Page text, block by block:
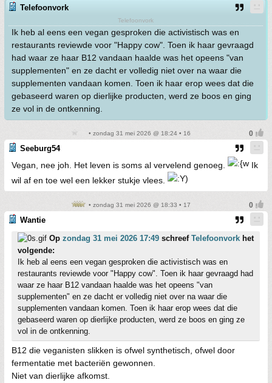
Telefoonvork
Telefoonvork
Ik heb al eens een vegan gesproken die activistisch was en
restaurants reviewde voor "Happy cow". Toen ik haar gevraagd
had waar ze haar B12 vandaan haalde was het opeens "van
supplementen" en ze dacht er volledig niet over na waar die
supplementen vandaan komen. Toen ik haar erop wees dat die
gebaseerd waren op dierlijke producten, werd ze boos en ging
ze vol in de ontkenning.
• zondag 31 mei 2026 @ 18:24 • 16
Seeburg54
Vegan, nee joh. Het leven is soms al vervelend genoeg.
Ik
wil af en toe wel een lekker stukje vlees.
• zondag 31 mei 2026 @ 18:33 • 17
Wantie
Op zondag 31 mei 2026 17:49 schreef Telefoonvork het
volgende:
Ik heb al eens een vegan gesproken die activistisch was en
restaurants reviewde voor "Happy cow". Toen ik haar gevraagd had
waar ze haar B12 vandaan haalde was het opeens "van
supplementen" en ze dacht er volledig niet over na waar die
supplementen vandaan komen. Toen ik haar erop wees dat die
gebaseerd waren op dierlijke producten, werd ze boos en ging ze
vol in de ontkenning.
B12 die veganisten slikken is ofwel synthetisch, ofwel door
fermentatie met bacteriën gewonnen.
Niet van dierlijke afkomst.